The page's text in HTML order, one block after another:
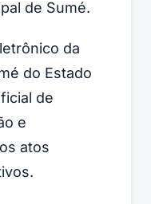
de Sumé.
da
do Estado
de
e
atos